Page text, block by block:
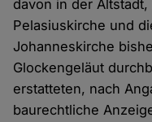
davon in der
Pelasiuskirche und
Johanneskirche
Glockengeläut
erstatteten, nach
baurechtliche